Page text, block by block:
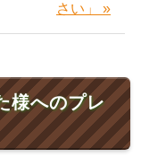
さい」 »
様へのプレ